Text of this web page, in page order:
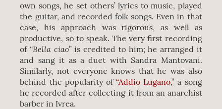
own songs, he set others’ lyrics to music, played
the guitar, and recorded folk songs. Even in that
case, his approach was rigorous, as well as
productive, so to speak. The very first recording
of “Bella ciao” is credited to him; he arranged it
and sang it as a duet with Sandra Mantovani.
Similarly, not everyone knows that he was also
behind the popularity of“Addio Lugano,” a song
he recorded after collecting it from an anarchist
barber in Ivrea.